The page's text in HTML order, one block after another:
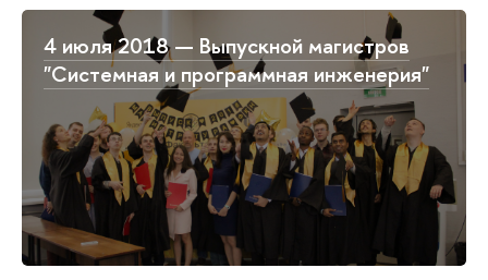
4 июля 2018 — Выпускной магистров
"Системная и программная инженерия"